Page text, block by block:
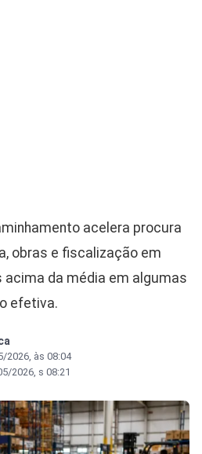
acelera procura
obras e fiscalização em
acima da média em algumas
efetiva.
2026, às 08:04
2026, s 08:21